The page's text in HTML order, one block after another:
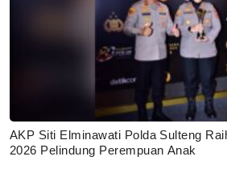
AKP Siti Elminawati Polda Sulteng
2026 Pelindung Perempuan Anak